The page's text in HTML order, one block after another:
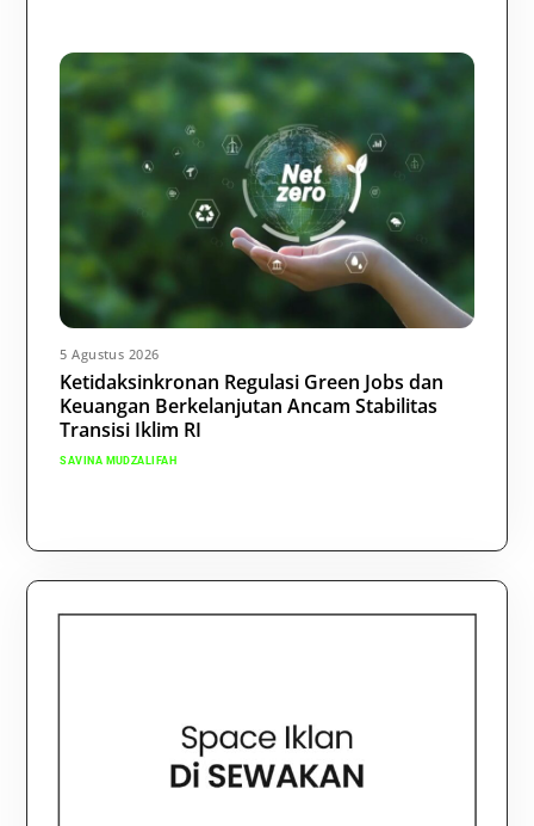
5 Agustus 2026
Ketidaksinkronan Regulasi Green Jobs dan
Keuangan Berkelanjutan Ancam Stabilitas
Transisi Iklim RI
SAVINA MUDZALIFAH